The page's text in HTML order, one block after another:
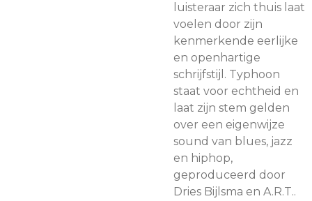
luisteraar zich thuis laat
voelen door zijn
kenmerkende eerlijke
en openhartige
schrijfstijl. Typhoon
staat voor echtheid en
laat zijn stem gelden
over een eigenwijze
sound van blues, jazz
en hiphop,
geproduceerd door
Dries Bijlsma en A.R.T..